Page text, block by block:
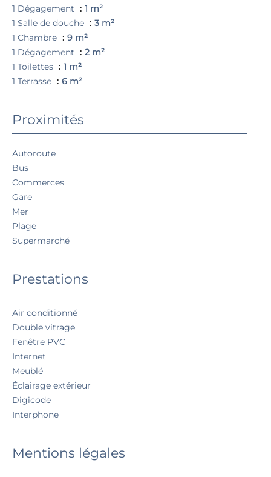
1 Dégagement
1 m²
1 Salle de douche
3 m²
1 Chambre
9 m²
1 Dégagement
2 m²
1 Toilettes
1 m²
1 Terrasse
6 m²
Proximités
Autoroute
Bus
Commerces
Gare
Mer
Plage
Supermarché
Prestations
Air conditionné
Double vitrage
Fenêtre PVC
Internet
Meublé
Éclairage extérieur
Digicode
Interphone
Mentions légales